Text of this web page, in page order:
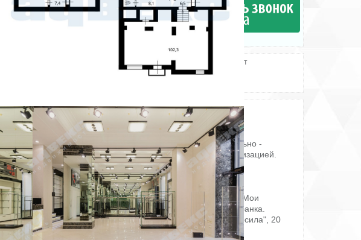
Адвекс
Состояние ремонта: Евроремонт
Этаж: 1
Снять, арендовать магазин:
ID: 832044
Описание: фасад, первая линия. Витринные окна с защитой.
Автоматические жалюзи на всех окнах и дверях. Дополнительно -
внутренние жалюзи. Периметр оборудован охранной сигнализацией.
Возможность размещения рекламы на фасаде: да.
Коммунальные услуги: заключен договор с УК.
Электрическая мощность: 15 кВт.
Окружение: в доме отделение Почты России, во дворе МФЦ Мои
документы, рядом офисы Сбера, Альфа-банка, Райфайзен банка.
Транспортная доступность: 500 метров до ст. метро "Электросила", 20
минут до аэропорта "Пулково".